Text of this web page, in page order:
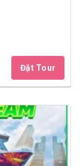
Đặt Tour